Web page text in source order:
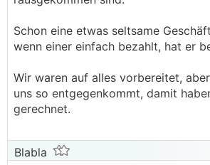
Nach der Rechtsprechung
Überschreitungen von mehr als 15
Auftraggeber unverzüglich
Versäumt der Unternehmer die
des Bestellers oder erfolgt sie
verliert er jeglichen Mehranspruch.
auch keinen Mehranspruch.
Schon eine etwas seltsame
wenn einer einfach bezahlt, hat er
Wir waren auf alles vorbereitet,
uns so entgegenkommt, damit
gerechnet.
Blabla